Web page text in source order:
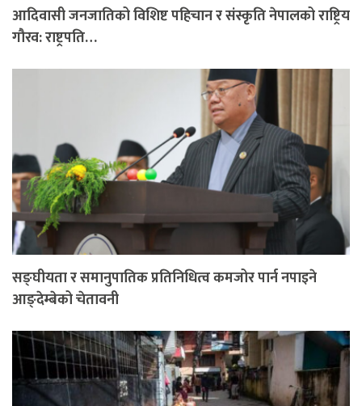
आदिवासी जनजातिको विशिष्ट पहिचान र संस्कृति नेपालको राष्ट्रिय
गौरव: राष्ट्रपति…
सङ्घीयता र समानुपातिक प्रतिनिधित्व कमजोर पार्न नपाइने
आङ्देम्बेको चेतावनी